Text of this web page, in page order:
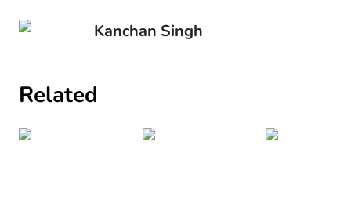
Kanchan Singh
Related